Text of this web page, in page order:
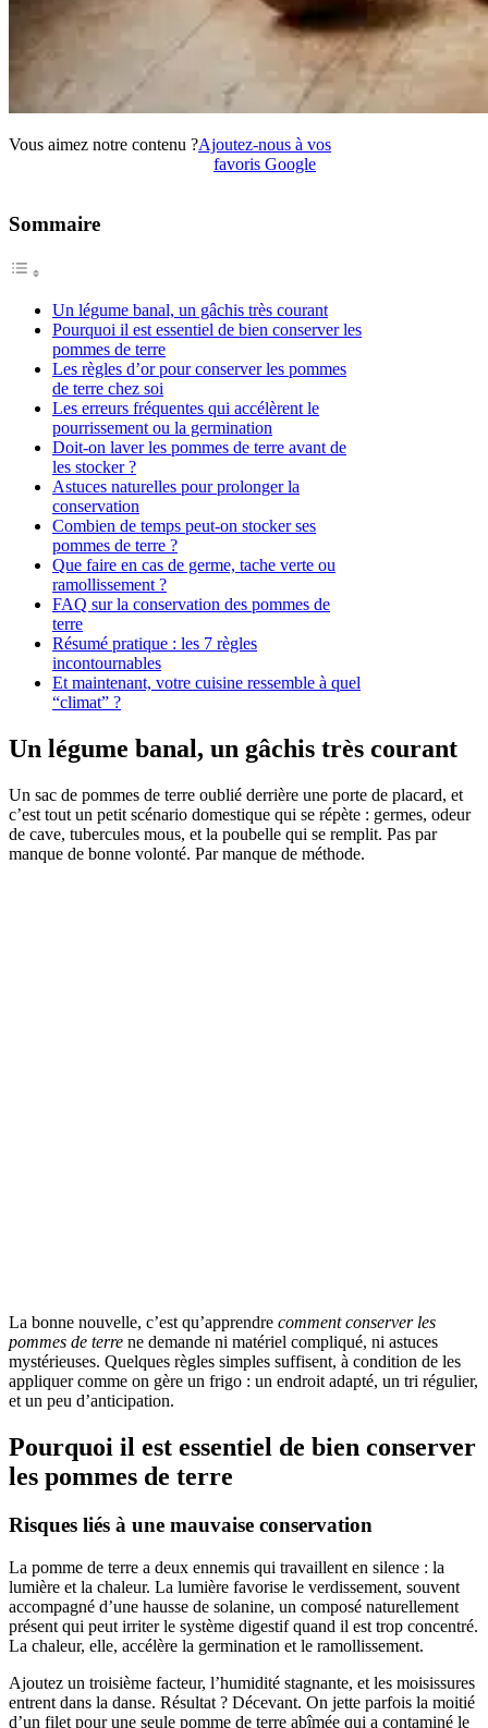
Vous aimez notre contenu ?Ajoutez-nous à vos
favoris Google
Sommaire
Un légume banal, un gâchis très courant
Pourquoi il est essentiel de bien conserver les
pommes de terre
Les règles d’or pour conserver les pommes
de terre chez soi
Les erreurs fréquentes qui accélèrent le
pourrissement ou la germination
Doit-on laver les pommes de terre avant de
les stocker ?
Astuces naturelles pour prolonger la
conservation
Combien de temps peut-on stocker ses
pommes de terre ?
Que faire en cas de germe, tache verte ou
ramollissement ?
FAQ sur la conservation des pommes de
terre
Résumé pratique : les 7 règles
incontournables
Et maintenant, votre cuisine ressemble à quel
“climat” ?
Un légume banal, un gâchis très courant
Un sac de pommes de terre oublié derrière une porte de placard, et
c’est tout un petit scénario domestique qui se répète : germes, odeur
de cave, tubercules mous, et la poubelle qui se remplit. Pas par
manque de bonne volonté. Par manque de méthode.
La bonne nouvelle, c’est qu’apprendre comment conserver les
pommes de terre ne demande ni matériel compliqué, ni astuces
mystérieuses. Quelques règles simples suffisent, à condition de les
appliquer comme on gère un frigo : un endroit adapté, un tri régulier,
et un peu d’anticipation.
Pourquoi il est essentiel de bien conserver
les pommes de terre
Risques liés à une mauvaise conservation
La pomme de terre a deux ennemis qui travaillent en silence : la
lumière et la chaleur. La lumière favorise le verdissement, souvent
accompagné d’une hausse de solanine, un composé naturellement
présent qui peut irriter le système digestif quand il est trop concentré.
La chaleur, elle, accélère la germination et le ramollissement.
Ajoutez un troisième facteur, l’humidité stagnante, et les moisissures
entrent dans la danse. Résultat ? Décevant. On jette parfois la moitié
d’un filet pour une seule pomme de terre abîmée qui a contaminé le